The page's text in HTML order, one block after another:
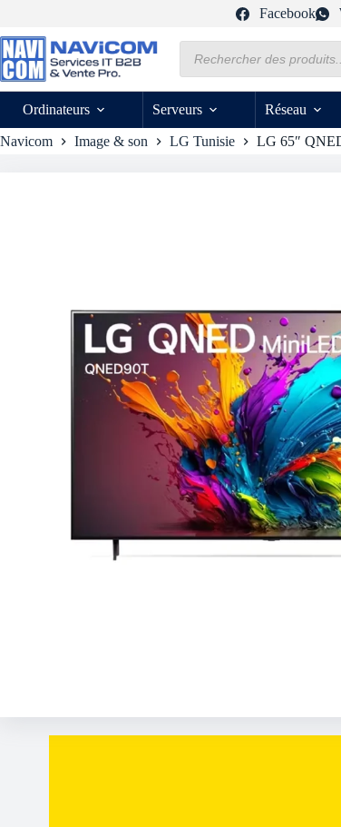
contenu
Facebook
produits
Ordinateurs
Serveurs Réseau
Navicom Image & son LG Tunisie LG 65″